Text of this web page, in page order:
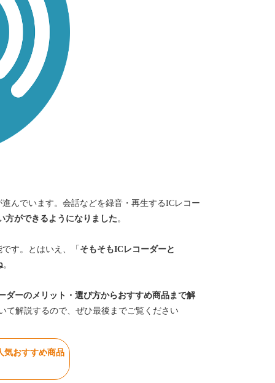
んでいます。会話などを録音・再生するICレコー
方ができるようになりました。
す。 とはいえ、「 そもそもICレコーダーと
。
ダーのメリット・選び方からおすすめ商品まで解
て解説するので、ぜひ最後までご覧ください
気おすすめ商品